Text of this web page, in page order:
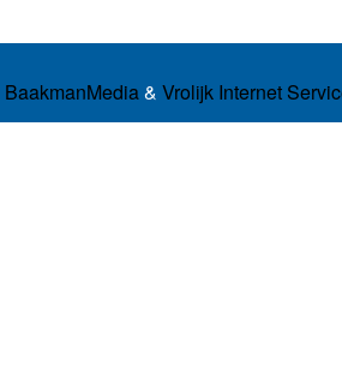
BaakmanMedia& Vrolijk Internet